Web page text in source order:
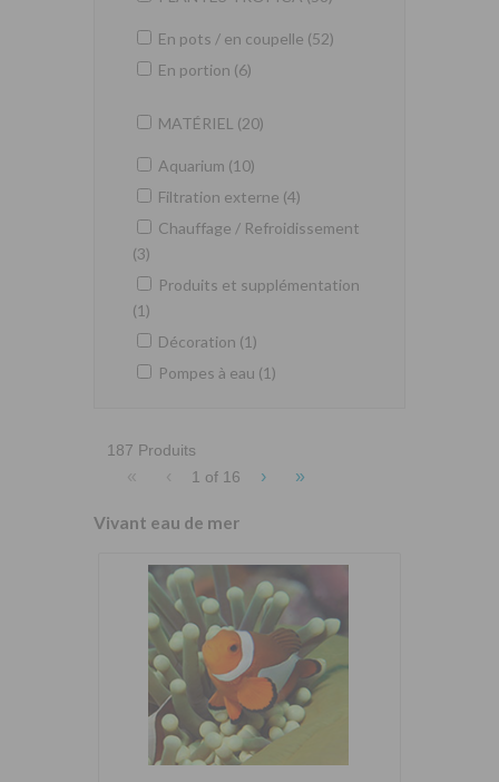
En pots / en coupelle (52)
En portion (6)
MATÉRIEL (20)
Aquarium (10)
Filtration externe (4)
Chauffage / Refroidissement
(3)
Produits et supplémentation
(1)
Décoration (1)
Pompes à eau (1)
187 Produits
« ‹ 1 of 16 › »
Vivant eau de mer